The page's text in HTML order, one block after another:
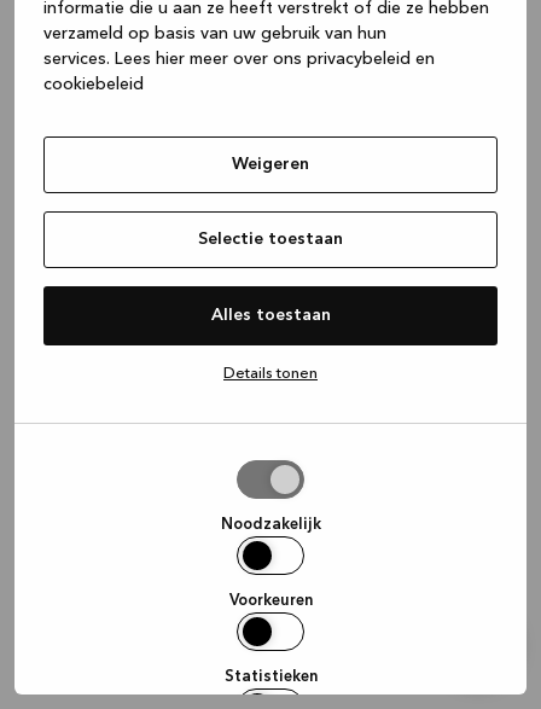
informatie die u aan ze heeft verstrekt of die ze hebben
verzameld op basis van uw gebruik van hun
services. Lees hier meer over ons privacybeleid en
cookiebeleid
Weigeren
Selectie toestaan
Alles toestaan
Details tonen
Noodzakelijk
Voorkeuren
Statistieken
(see the browser console for more
information).